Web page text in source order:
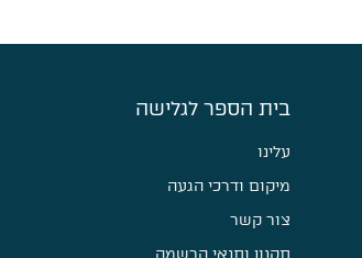
בית הספר לגלישה
עלינו
מיקום ודרכי הגעה
צור קשר
תקנון ותנאי הרשמה